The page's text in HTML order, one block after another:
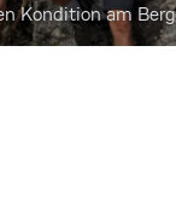
Kondition am Berg